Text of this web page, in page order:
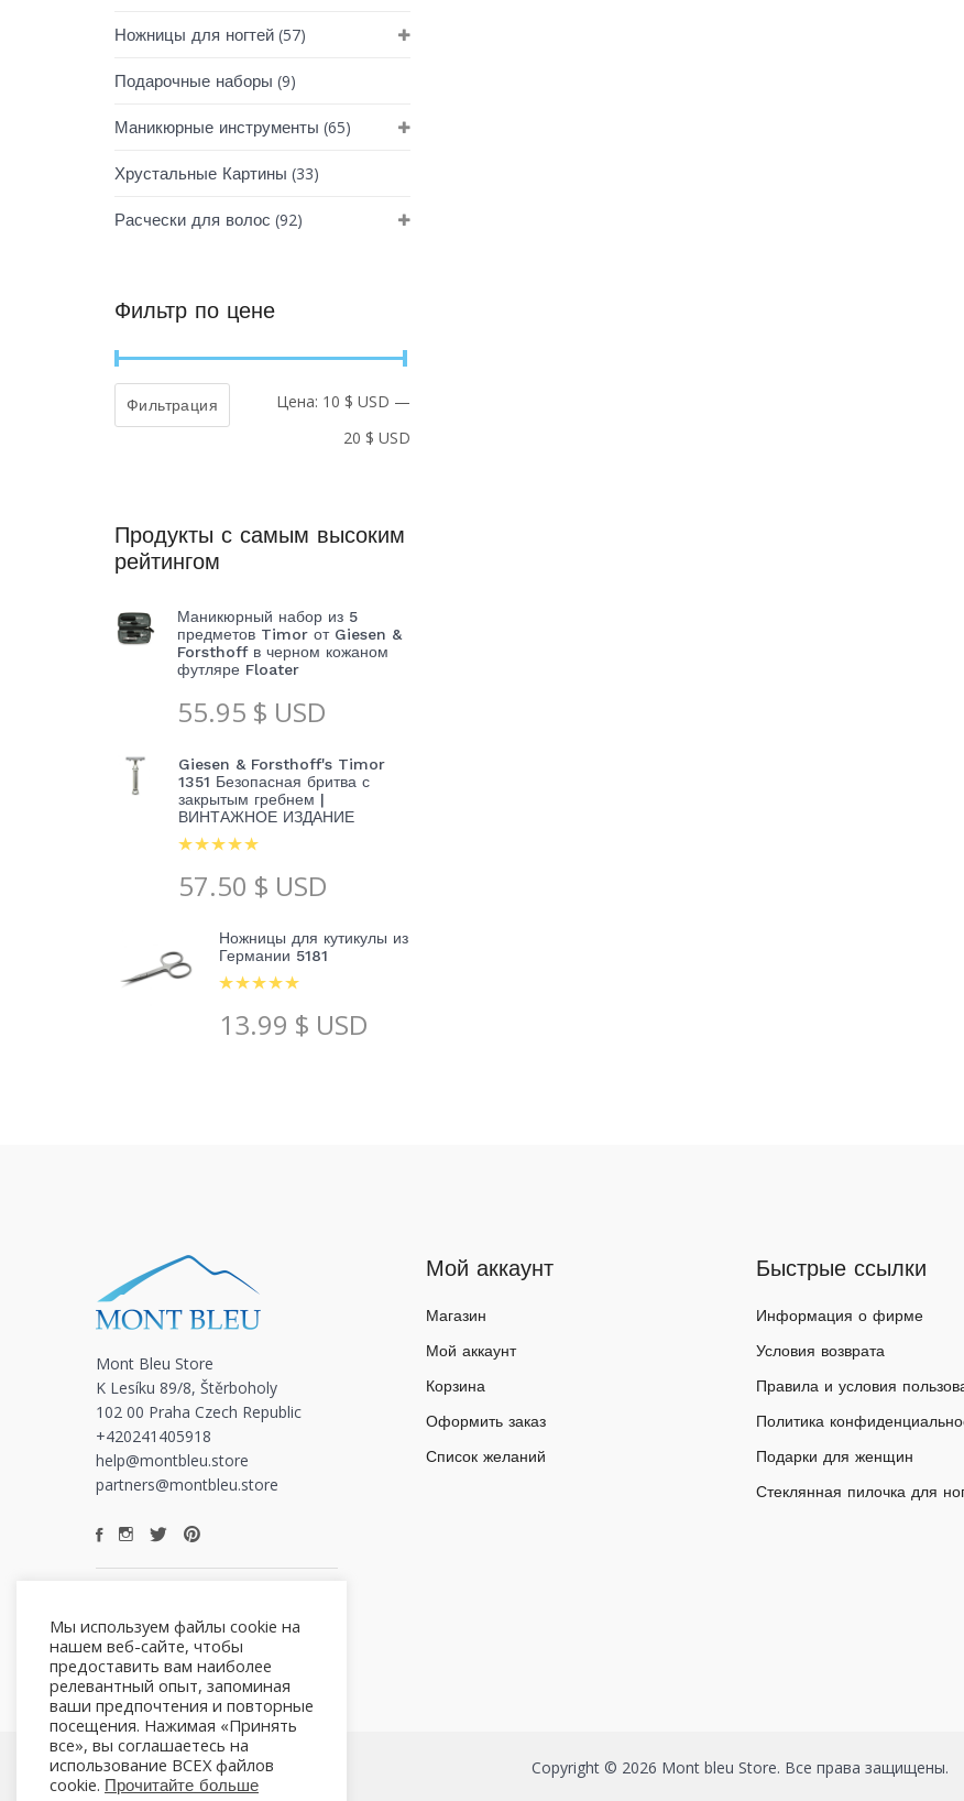
Ножницы для ногтей (57)
Подарочные наборы (9)
Маникюрные инструменты (65)
Хрустальные Картины (33)
Расчески для волос (92)
Фильтр по цене
Фильтрация Цена: 10 $ USD —
20 $ USD
Продукты с самым высоким
рейтингом
Маникюрный набор из 5
предметов Timor от Giesen &
Forsthoff в черном кожаном
футляре Floater
55.95 $ USD
Giesen & Forsthoff's Timor
1351 Безопасная бритва с
закрытым гребнем |
ВИНТАЖНОЕ ИЗДАНИЕ
57.50 $ USD
Ножницы для кутикулы из
Германии 5181
13.99 $ USD
Mont Bleu Store
K Lesíku 89/8, Štěrboholy
102 00 Praha Czech Republic
+420241405918
help@montbleu.store
partners@montbleu.store
Мой аккаунт
Магазин
Мой аккаунт
Корзина
Оформить заказ
Список желаний
Быстрые ссылки
Информация о фирме
Условия возврата
Правила и условия
Политика
Подарки для женщин
Стеклянная пилочка для
Copyright © 2026 Mont bleu Store. Все права защищены.
Мы используем файлы cookie на
нашем веб-сайте, чтобы
предоставить вам наиболее
релевантный опыт, запоминая
ваши предпочтения и повторные
посещения. Нажимая «Принять
все», вы соглашаетесь на
использование ВСЕХ файлов
cookie. Прочитайте больше